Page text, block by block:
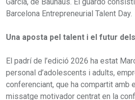
Barcelona Entrepreneurial Talent Day.
Una aposta pel talent i el futur
El padrí de l’edició 2026 ha estat
personal d’adolescents i adults,
conferenciant, que ha compartit amb
missatge motivador centrat en la